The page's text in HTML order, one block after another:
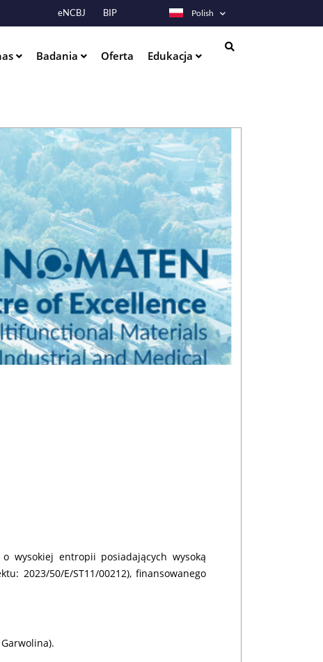
eNCBJ BIP Polish
Badania Oferta Edukacja
wysokiej entropii posiadających wysoką
2023/50/E/ST11/00212), finansowanego